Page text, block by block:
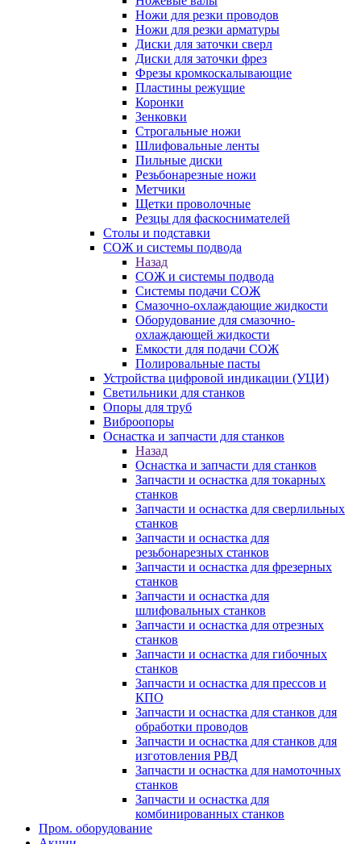
Ножи для резки проводов
Ножи для резки арматуры
Диски для заточки сверл
Диски для заточки фрез
Фрезы кромкоскалывающие
Пластины режущие
Коронки
Зенковки
Строгальные ножи
Шлифовальные ленты
Пильные диски
Резьбонарезные ножи
Метчики
Щетки проволочные
Резцы для фаскоснимателей
Столы и подставки
СОЖ и системы подвода
Назад
СОЖ и системы подвода
Системы подачи СОЖ
Смазочно-охлаждающие жидкости
Оборудование для смазочно-
охлаждающей жидкости
Емкости для подачи СОЖ
Полировальные пасты
Устройства цифровой индикации (УЦИ)
Светильники для станков
Опоры для труб
Виброопоры
Оснастка и запчасти для станков
Назад
Оснастка и запчасти для станков
Запчасти и оснастка для токарных
станков
Запчасти и оснастка для сверлильных
станков
Запчасти и оснастка для
резьбонарезных станков
Запчасти и оснастка для фрезерных
станков
Запчасти и оснастка для
шлифовальных станков
Запчасти и оснастка для отрезных
станков
Запчасти и оснастка для гибочных
станков
Запчасти и оснастка для прессов и
КПО
Запчасти и оснастка для станков для
обработки проводов
Запчасти и оснастка для станков для
изготовления РВД
Запчасти и оснастка для намоточных
станков
Запчасти и оснастка для
комбинированных станков
Пром. оборудование